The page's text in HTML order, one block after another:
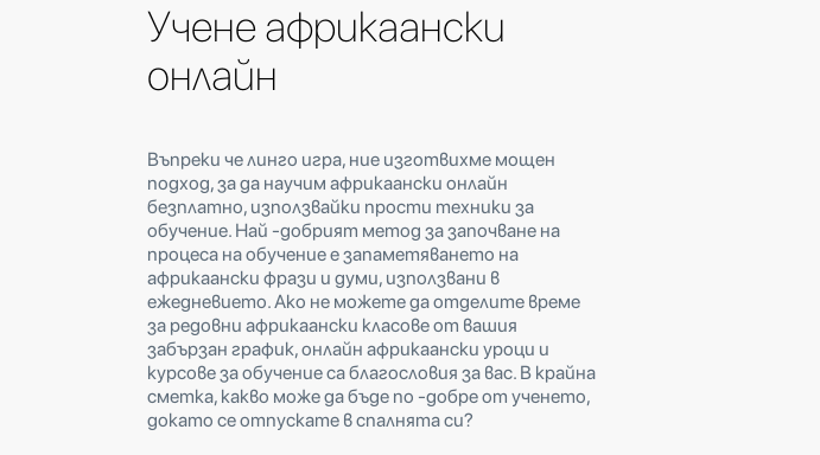
Учене африкаански
онлайн
Въпреки че линго игра, ние изготвихме мощен
подход, за да научим африкаански онлайн
безплатно, използвайки прости техники за
обучение. Най -добрият метод за започване на
процеса на обучение е запаметяването на
африкаански фрази и думи, използвани в
ежедневието. Ако не можете да отделите време
за редовни африкаански класове от вашия
забързан график, онлайн африкаански уроци и
курсове за обучение са благословия за вас. В крайна
сметка, какво може да бъде по -добре от ученето,
докато се отпускате в спалнята си?